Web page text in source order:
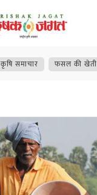
कृषि समाचार फसल की खेती